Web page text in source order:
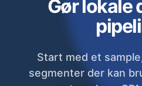
Gør lokale
Start med et
segmenter der kan